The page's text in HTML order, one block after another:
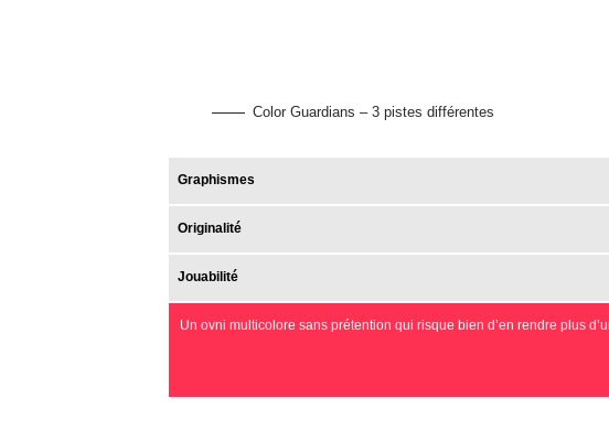
Color Guardians – 3 pistes différentes
Graphismes
Originalité
Jouabilité
Un ovni multicolore sans prétention qui risque bien d’en rendre plus